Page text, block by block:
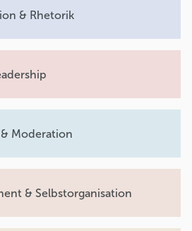
& Rhetorik
Moderation
& Selbstorganisation